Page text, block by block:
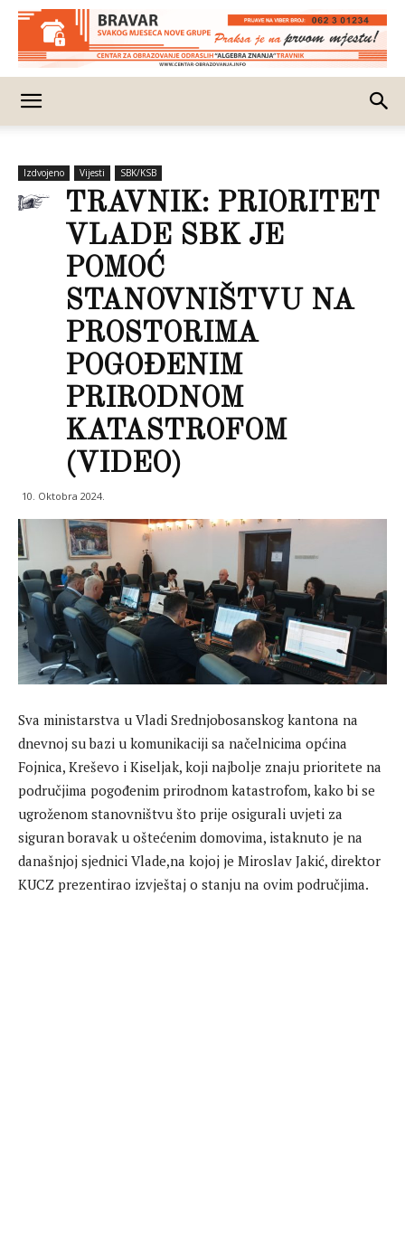
Izdvojeno Vijesti SBK/KSB
TRAVNIK: PRIORITET
VLADE SBK JE
POMOĆ
STANOVNIŠTVU NA
PROSTORIMA
POGOĐENIM
PRIRODNOM
KATASTROFOM
(VIDEO)
10. Oktobra 2024.
Sva ministarstva u Vladi Srednjobosanskog kantona na
dnevnoj su bazi u komunikaciji sa načelnicima općina
Fojnica, Kreševo i Kiseljak, koji najbolje znaju prioritete na
područjima pogođenim prirodnom katastrofom, kako bi se
ugroženom stanovništvu što prije osigurali uvjeti za
siguran boravak u oštećenim domovima, istaknuto je na
današnjoj sjednici Vlade,na kojoj je Miroslav Jakić, direktor
KUCZ prezentirao izvještaj o stanju na ovim područjima.